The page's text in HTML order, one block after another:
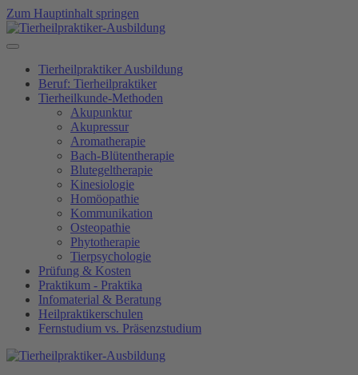
Zum Hauptinhalt springen
Tierheilpraktiker Ausbildung
Beruf: Tierheilpraktiker
Tierheilkunde-Methoden
Akupunktur
Akupressur
Aromatherapie
Bach-Blütentherapie
Blutegeltherapie
Kinesiologie
Homöopathie
Kommunikation
Osteopathie
Phytotherapie
Tierpsychologie
Prüfung & Kosten
Praktikum - Praktika
Infomaterial & Beratung
Heilpraktikerschulen
Fernstudium vs. Präsenzstudium